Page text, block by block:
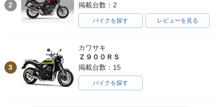
2
掲載台数：2
バイクを探す レビューを見る
3
カワサキ
Ｚ９００ＲＳ
掲載台数：15
バイクを探す